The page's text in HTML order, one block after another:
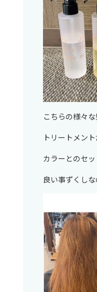
こちらの様々
トリートメン
カラーとのセ
良い事ずくし